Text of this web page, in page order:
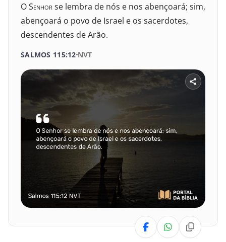
SELECIONE UM LIVRO
VELHO TESTAMENTO
Levítico
SELECIONE O VERSÍCULO
1 3
7 8 9
14 15 16
O Senhorse lembra de nós e nos abençoará; sim,
abençoará o povo de Israel e os sacerdotes,
descendentes de Arão.
SALMOS 115:12NVT